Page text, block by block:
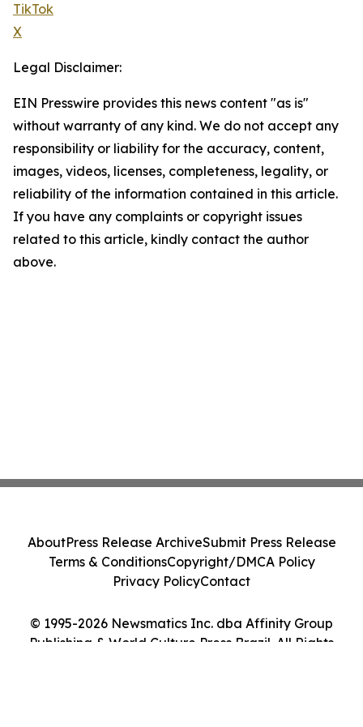
TikTok
X
Legal Disclaimer:
EIN Presswire provides this news content "as is"
without warranty of any kind. We do not accept any
responsibility or liability for the accuracy, content,
images, videos, licenses, completeness, legality, or
reliability of the information contained in this article.
If you have any complaints or copyright issues
related to this article, kindly contact the author
above.
© 1995-2026 Newsmatics Inc. dba Affinity Group
Publishing & World Culture Press Brazil. All Rights
AboutPress Release ArchiveSubmit Press Release
Terms & ConditionsCopyright/DMCA Policy
Privacy PolicyContact